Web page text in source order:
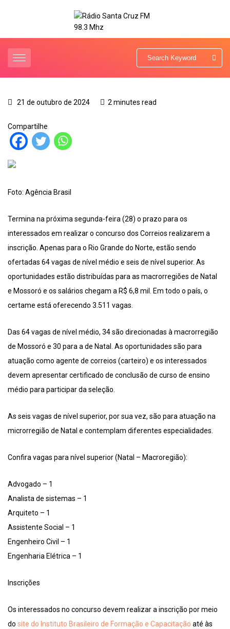
21 de outubro de 2024 2 minutes read
Compartilhe
Foto: Agência Brasil
Termina na próxima segunda-feira (28) o prazo para os
interessados em realizar o concurso dos Correios realizarem a
inscrição. Apenas para o Rio Grande do Norte, estão sendo
ofertadas 64 vagas de nível médio e seis de nível superior. As
oportunidades estão distribuídas para as macrorregiões de Natal
e Mossoró e os salários chegam a R$ 6,8 mil. Em todo o país, o
certame está oferecendo 3.511 vagas.
Das 64 vagas de nível médio, 34 são direcionadas à macrorregião
de Mossoró e 30 para a de Natal. As oportunidades são para
atuação como agente de correios (carteiro) e os interessados
devem apresentar certificado de conclusão de curso de ensino
médio para participar da seleção.
As seis vagas de nível superior, por sua vez, são para atuação na
microrregião de Natal e contemplam diferentes especialidades.
Confira vagas para nível superior (Natal – Macroregião):
Advogado – 1
Analista de sistemas – 1
Arquiteto – 1
Assistente Social – 1
Engenheiro Civil – 1
Engenharia Elétrica – 1
Inscrições
Os interessados no concurso devem realizar a inscrição por meio
do site do Instituto Brasileiro de Formação e Capacitação até às